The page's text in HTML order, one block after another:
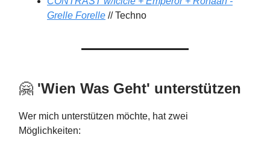
Grelle Forelle // Techno
🤗 'Wien Was Geht' unterstützen
Wer mich unterstützen möchte, hat zwei
Möglichkeiten: